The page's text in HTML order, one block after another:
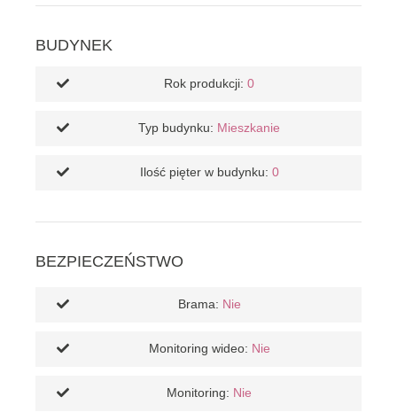
BUDYNEK
Rok produkcji: 0
Typ budynku: Mieszkanie
Ilość pięter w budynku: 0
BEZPIECZEŃSTWO
Brama: Nie
Monitoring wideo: Nie
Monitoring: Nie